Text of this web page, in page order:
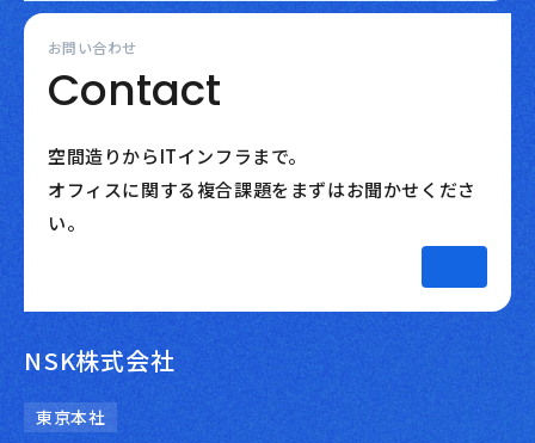
お問い合わせ
Contact
空間造りからITインフラまで。
オフィスに関する複合課題をまずはお聞かせくださ
い。
NSK株式会社
東京本社